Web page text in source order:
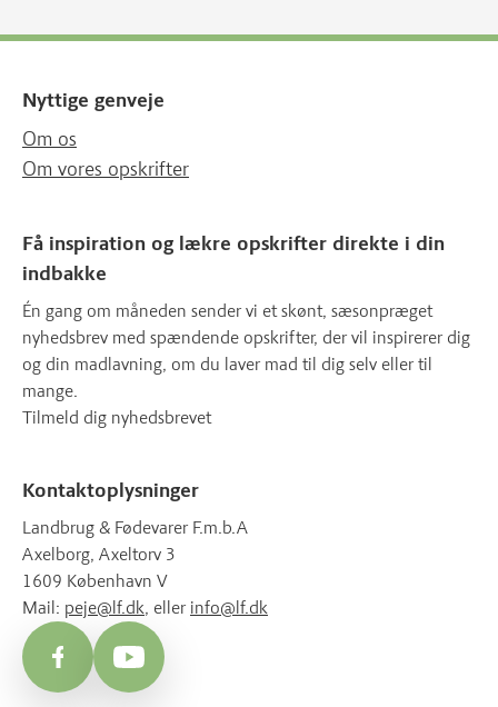
Nyttige genveje
Om os
Om vores opskrifter
Få inspiration og lækre opskrifter direkte i din
indbakke
Én gang om måneden sender vi et skønt, sæsonpræget
nyhedsbrev med spændende opskrifter, der vil inspirerer dig
og din madlavning, om du laver mad til dig selv eller til
mange.
Tilmeld dig nyhedsbrevet
Kontaktoplysninger
Landbrug & Fødevarer F.m.b.A
Axelborg, Axeltorv 3
1609 København V
Mail: peje@lf.dk, eller info@lf.dk
FacebookYouTube